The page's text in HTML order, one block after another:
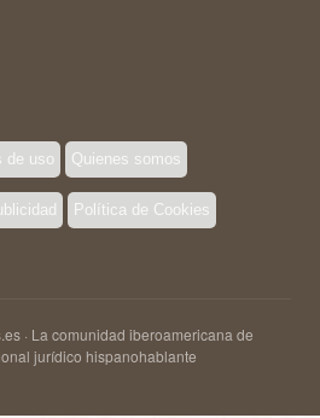
de uso Quienes somos
Política de Cookies
· La comunidad iberoamericana de
jurídico hispanohablante